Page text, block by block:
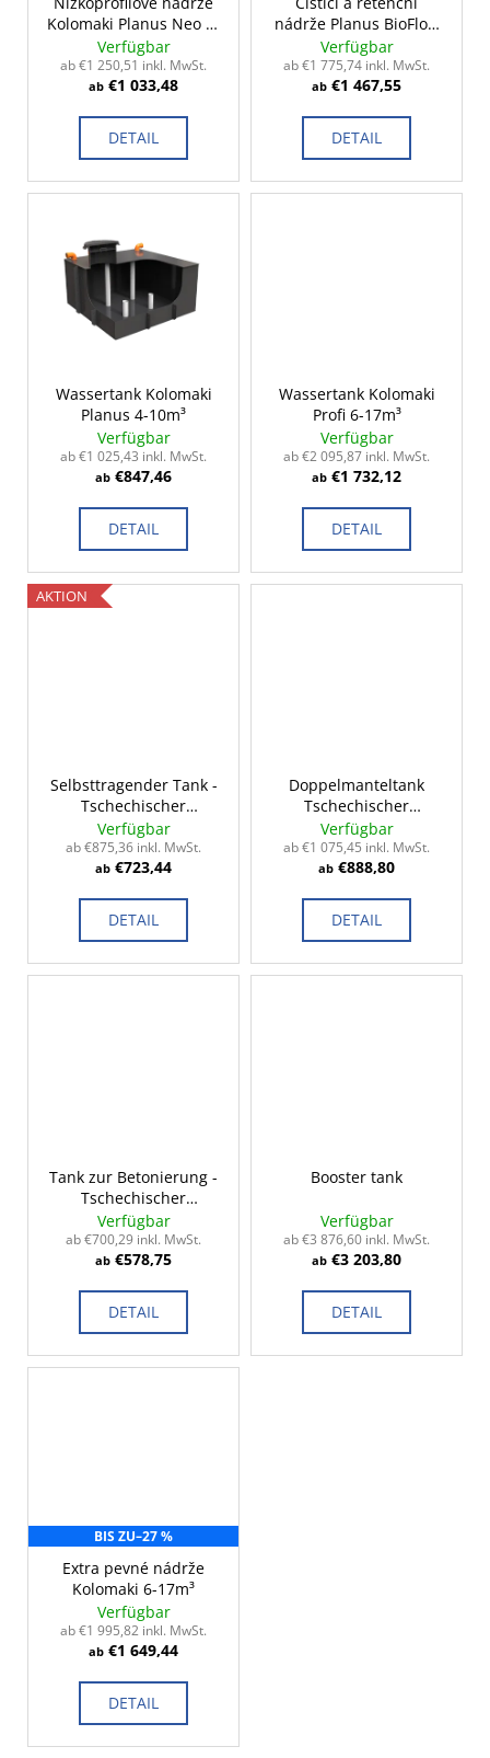
k
Kolomaki Planus Neo 2-
10m³
Verfügbar
ab €1 250,51 inkl. MwSt.
ab €1 033,48
DETAIL
nádrže Planus BioFlow
2-15m³
Verfügbar
ab €1 775,74 inkl. MwSt.
ab €1 467,55
DETAIL
Wassertank Kolomaki
Planus 4-10m³
Verfügbar
ab €1 025,43 inkl. MwSt.
ab €847,46
DETAIL
Wassertank Kolomaki
Profi 6-17m³
Verfügbar
ab €2 095,87 inkl. MwSt.
ab €1 732,12
DETAIL
AKTION
Selbsttragender Tank -
Tschechischer
Standard 2-14m³
Verfügbar
ab €875,36 inkl. MwSt.
ab €723,44
DETAIL
Doppelmanteltank
Tschechischer
Standard 2-15m³
Verfügbar
ab €1 075,45 inkl. MwSt.
ab €888,80
DETAIL
Tank zur Betonierung -
Tschechischer
Standard 2-14m³
Verfügbar
ab €700,29 inkl. MwSt.
ab €578,75
DETAIL
Booster tank
Verfügbar
ab €3 876,60 inkl. MwSt.
ab €3 203,80
DETAIL
BIS ZU–27 %
Extra pevné nádrže
Kolomaki 6-17m³
Verfügbar
ab €1 995,82 inkl. MwSt.
ab €1 649,44
DETAIL